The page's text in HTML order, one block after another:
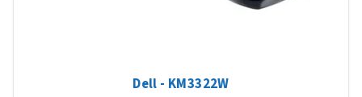
Dell - KM3322W